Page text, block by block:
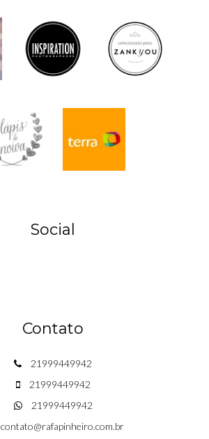
Social
Contato
21999449942
21999449942
21999449942
contato@rafapinheiro.com.br